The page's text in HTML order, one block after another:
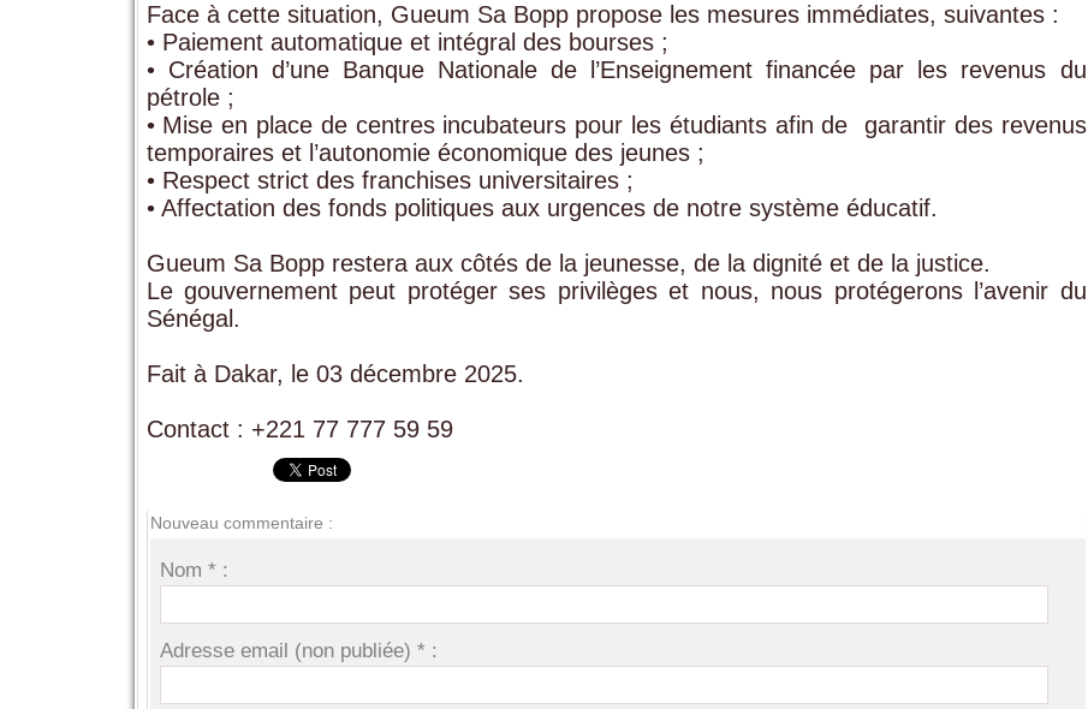
Face à cette situation, Gueum Sa Bopp propose les mesures immédiates, suivantes :
• Paiement automatique et intégral des bourses ;
• Création d’une Banque Nationale de l’Enseignement financée par les revenus du
pétrole ;
• Mise en place de centres incubateurs pour les étudiants afin de garantir des revenus
temporaires et l’autonomie économique des jeunes ;
• Respect strict des franchises universitaires ;
• Affectation des fonds politiques aux urgences de notre système éducatif.
Gueum Sa Bopp restera aux côtés de la jeunesse, de la dignité et de la justice.
Le gouvernement peut protéger ses privilèges et nous, nous protégerons l’avenir du
Sénégal.
Fait à Dakar, le 03 décembre 2025.
Contact : ‪+221 77 777 59 59‬
Nouveau commentaire :
Nom * :
Adresse email (non publiée) * :